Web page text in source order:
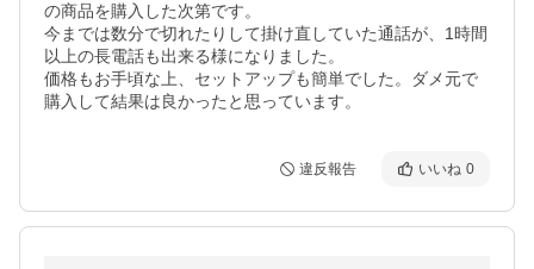
の商品を購入した次第です。
今までは数分で切れたりして掛け直していた通話が、1時間
以上の長電話も出来る様になりました。
価格もお手頃な上、セットアップも簡単でした。ダメ元で
購入して結果は良かったと思っています。
違反報告 いいね 0